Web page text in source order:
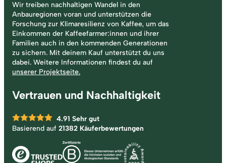
Wir treiben nachhaltigen Wandel in den
Anbauregionen voran und unterstützen die
Forschung zur Klimaresilienz von Kaffee, um das
Einkommen der Kaffeefarmer:innen und ihrer
Familien auch in den kommenden Generationen
zu sichern. Mit deinem Kauf unterstützt du uns
dabei. Weitere Informationen findest du auf
unserer Projektseite.
Vertrauen und Nachhaltigkeit
4.91 Sehr gut
Basierend auf 21382 Käuferbewertungen